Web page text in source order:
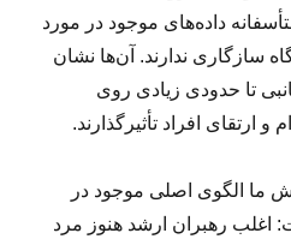
داده‌های موجود در مورد
سازگاری ندارند. آن‌ها نشان
تا حدودی زیادی روی
ارتقای افراد تأثیرگذارند.
ما الگوی اصلی موجود در
اغلب رهبران ارشد هنوز مرد